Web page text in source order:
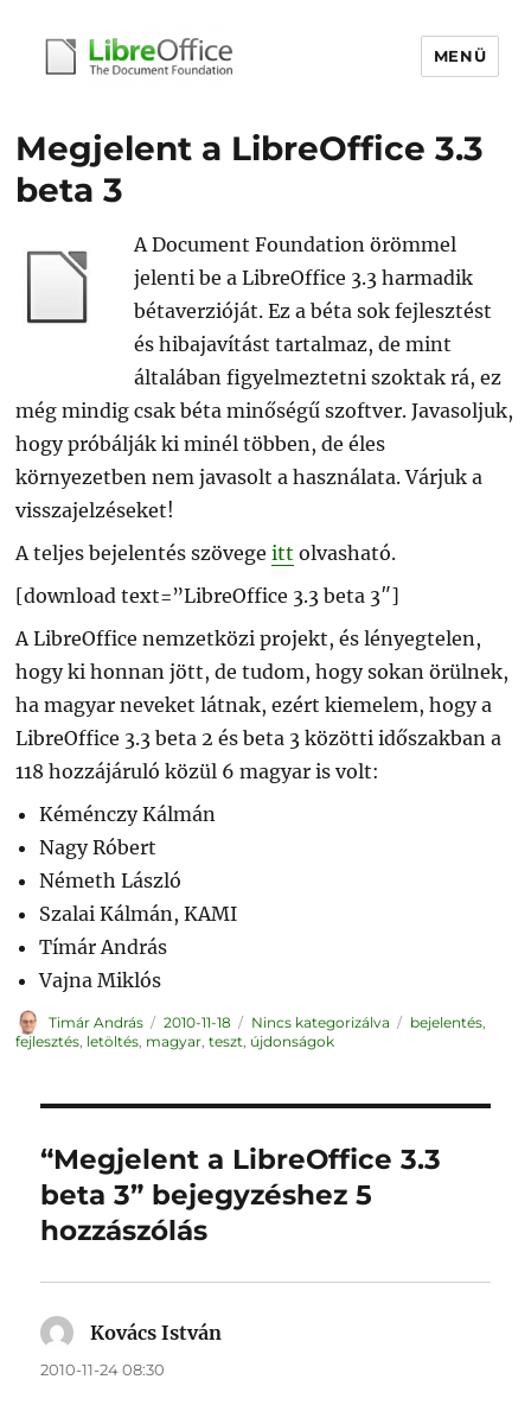
MENÜ
Megjelent a LibreOffice 3.3
beta 3
A Document Foundation örömmel
jelenti be a LibreOffice 3.3 harmadik
bétaverzióját. Ez a béta sok fejlesztést
és hibajavítást tartalmaz, de mint
általában figyelmeztetni szoktak rá, ez
még mindig csak béta minőségű szoftver. Javasoljuk,
hogy próbálják ki minél többen, de éles
környezetben nem javasolt a használata. Várjuk a
visszajelzéseket!
A teljes bejelentés szövegeitt olvasható.
[download text=”LibreOffice 3.3 beta 3″]
A LibreOffice nemzetközi projekt, és lényegtelen,
hogy ki honnan jött, de tudom, hogy sokan örülnek,
ha magyar neveket látnak, ezért kiemelem, hogy a
LibreOffice 3.3 beta 2 és beta 3 közötti időszakban a
118 hozzájáruló közül 6 magyar is volt:
Kéménczy Kálmán
Nagy Róbert
Németh László
Szalai Kálmán, KAMI
Tímár András
Vajna Miklós
Szerző
Timár András Közzétéve
2010-11-18 Kategória
Nincs kategorizálva Címke
bejelentés,
fejlesztés, letöltés, magyar,teszt, újdonságok
“Megjelent a LibreOffice 3.3
beta 3” bejegyzéshez 5
hozzászólás
Kovács István
2010-11-24 08:30